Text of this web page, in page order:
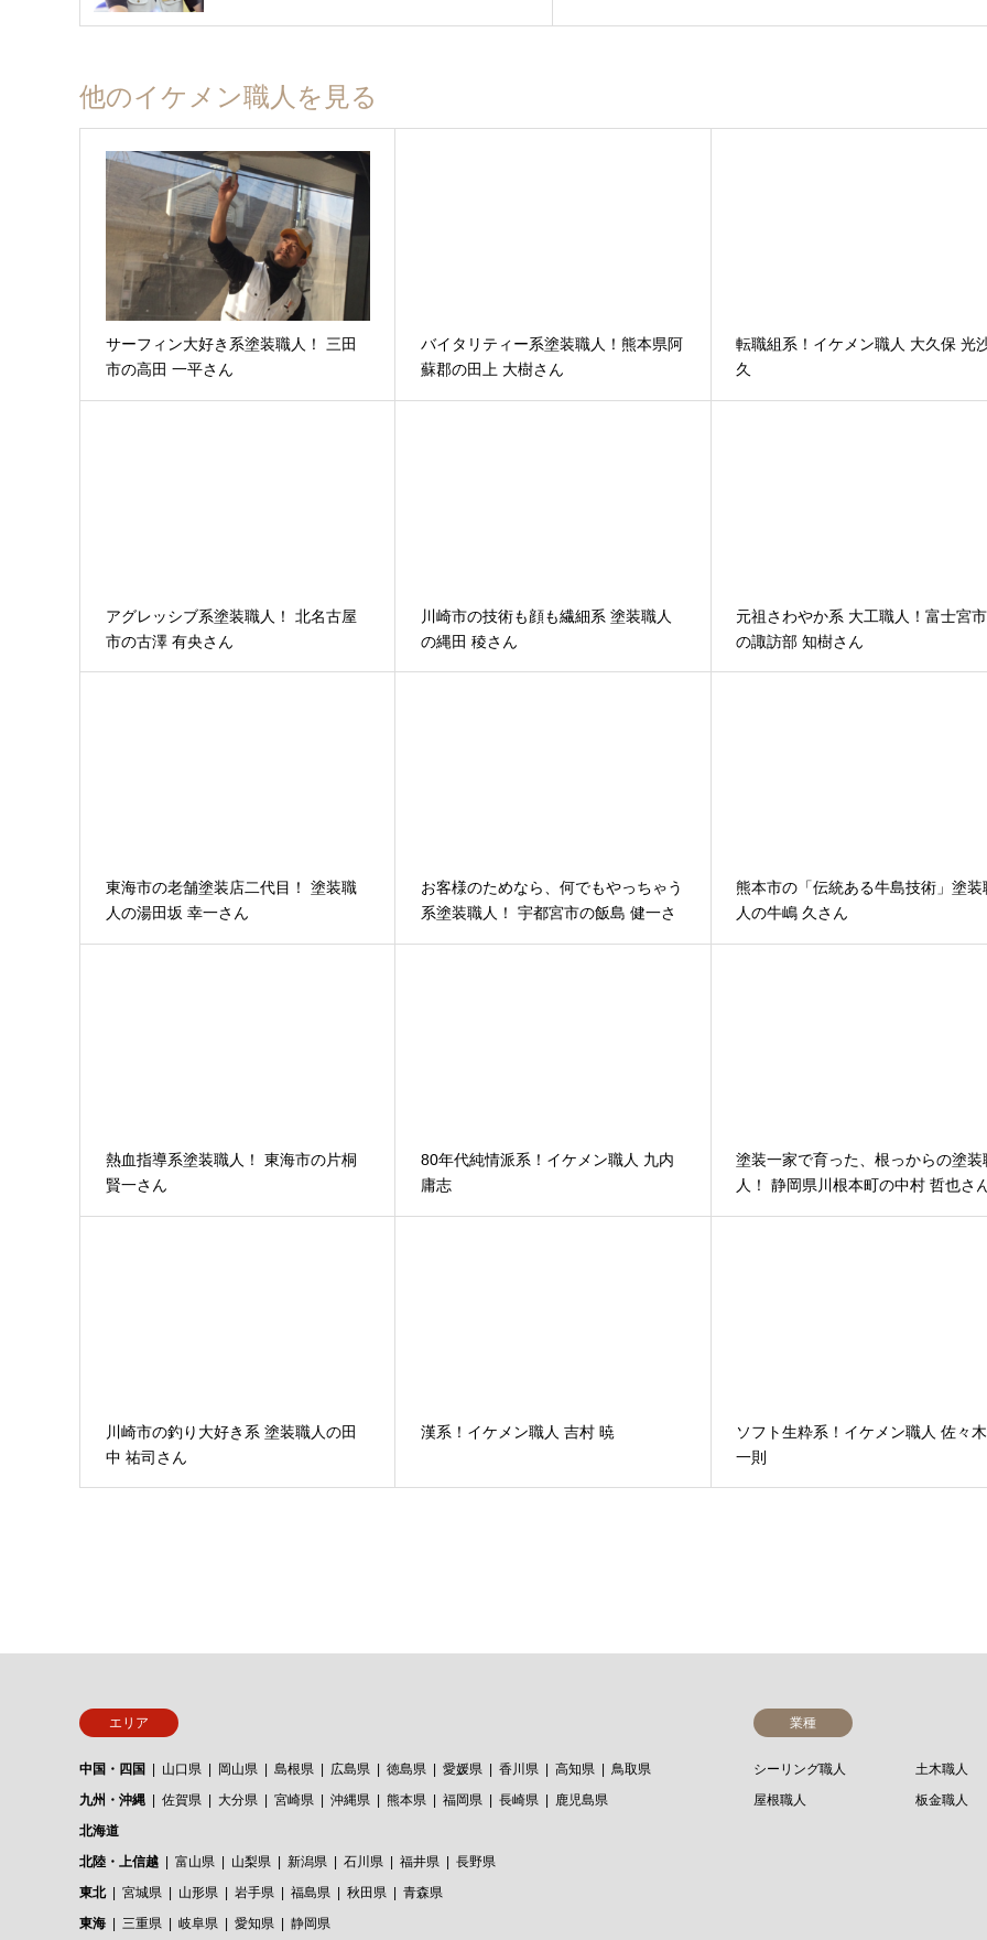
他のイケメン職人を見る
サーフィン大好き系塗装職人！ 三田
市の高田 一平さん
バイタリティー系塗装職人！熊本県阿
蘇郡の田上 大樹さん
転職組系！イケメン職人 大久保 光
久
アグレッシブ系塗装職人！ 北名古屋
市の古澤 有央さん
川崎市の技術も顔も繊細系 塗装職人
の縄田 稜さん
元祖さわやか系 大工職人！富士宮市
の諏訪部 知樹さん
東海市の老舗塗装店二代目！ 塗装職
人の湯田坂 幸一さん
お客様のためなら、何でもやっちゃう
系塗装職人！ 宇都宮市の飯島 健一さ
熊本市の「伝統ある牛島技術」塗装
人の牛嶋 久さん
熱血指導系塗装職人！ 東海市の片桐
賢一さん
80年代純情派系！イケメン職人 九内
庸志
塗装一家で育った、根っからの塗装
人！ 静岡県川根本町の中村 哲也さ
川崎市の釣り大好き系 塗装職人の田
中 祐司さん
漢系！イケメン職人 吉村 暁
ソフト生粋系！イケメン職人 佐々木
一則
エリア
中国・四国 山口県 岡山県 島根県 広島県 徳島県 愛媛県 香川県 高知県
鳥取県
九州・沖縄
佐賀県 大分県 宮崎県 沖縄県 熊本県 福岡県 長崎県
鹿児島県
北海道
北陸・上信越
富山県 山梨県 新潟県 石川県 福井県
長野県
東北
宮城県 山形県 岩手県 福島県 秋田県
青森県
東海
三重県 岐阜県 愛知県 静岡県
業種
シーリング職人
土木職人
屋根職人
板金職人